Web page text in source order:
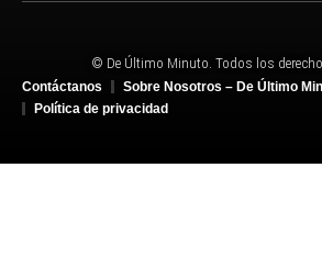
© De Último Minuto. Todos los
Contáctanos
Sobre Nosotros – De Último
Política de privacidad